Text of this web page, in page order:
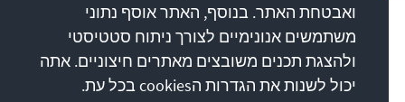
המשימה שלנו
קשר
ואבטחת האתר. בנוסף, האתר אוסף נתוני
משתמשים אנונימיים לצורך ניתוח סטטיסטי
ולהצגת תכנים משובצים מאתרים חיצוניים. אתה
יכול לשנות את הגדרות הcookies בכל עת.